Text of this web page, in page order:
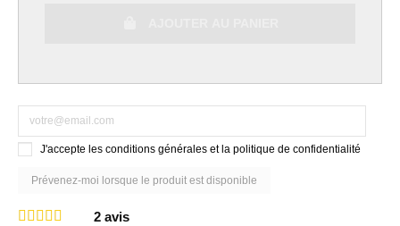
J'accepte les conditions générales et la politique de confidentialité
2 avis